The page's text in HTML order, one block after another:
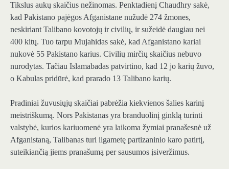
Tikslus aukų skaičius nežinomas. Penktadienį Chaudhry sakė,
kad Pakistano pajėgos Afganistane nužudė 274 žmones,
neskiriant Talibano kovotojų ir civilių, ir sužeidė daugiau nei
400 kitų. Tuo tarpu Mujahidas sakė, kad Afganistano kariai
nukovė 55 Pakistano karius. Civilių mirčių skaičius nebuvo
nurodytas. Tačiau Islamabadas patvirtino, kad 12 jo karių žuvo,
o Kabulas pridūrė, kad prarado 13 Talibano karių.
Pradiniai žuvusiųjų skaičiai pabrėžia kiekvienos šalies karinį
meistriškumą. Nors Pakistanas yra branduolinį ginklą turinti
valstybė, kurios kariuomenė yra laikoma žymiai pranašesnė už
Afganistaną, Talibanas turi ilgametę partizaninio karo patirtį,
suteikiančią jiems pranašumą per sausumos įsiveržimus.